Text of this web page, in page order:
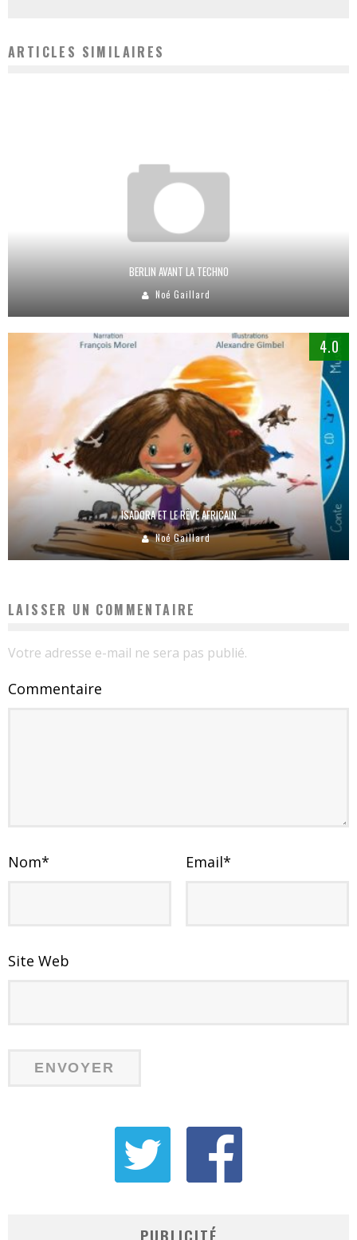
ARTICLES SIMILAIRES
BERLIN AVANT LA TECHNO
Noé Gaillard
4.0
ISADORA ET LE RÊVE AFRICAIN
Noé Gaillard
LAISSER UN COMMENTAIRE
Votre adresse e-mail ne sera pas publié.
Commentaire
Nom* Email*
Site Web